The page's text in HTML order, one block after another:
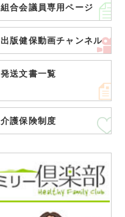
組合会議員専用ページ
出版健保動画チャンネル
発送文書一覧
介護保険制度